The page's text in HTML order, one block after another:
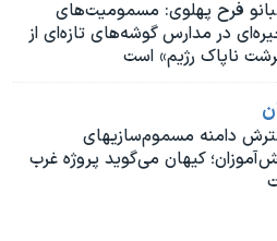
صلح
فرح پهلوی: مسمومیت‌های
در مدارس گوشه‌های تازه‌ای از
ناپاک رژیم» است
دامنه مسموم‌سازیهای
کیهان می‌گوید پروژه غرب